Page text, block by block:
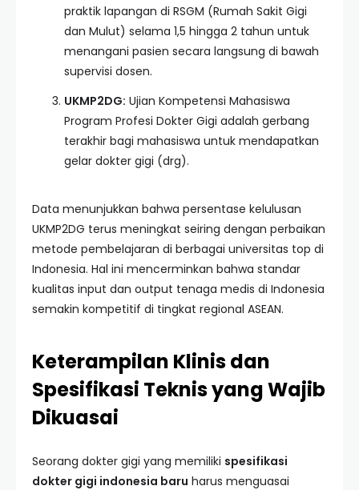
praktik lapangan di RSGM (Rumah Sakit Gigi
dan Mulut) selama 1,5 hingga 2 tahun untuk
menangani pasien secara langsung di bawah
supervisi dosen.
UKMP2DG: Ujian Kompetensi Mahasiswa
Program Profesi Dokter Gigi adalah gerbang
terakhir bagi mahasiswa untuk mendapatkan
gelar dokter gigi (drg).
Data menunjukkan bahwa persentase kelulusan
UKMP2DG terus meningkat seiring dengan perbaikan
metode pembelajaran di berbagai universitas top di
Indonesia. Hal ini mencerminkan bahwa standar
kualitas input dan output tenaga medis di Indonesia
semakin kompetitif di tingkat regional ASEAN.
Keterampilan Klinis dan
Spesifikasi Teknis yang Wajib
Dikuasai
Seorang dokter gigi yang memiliki spesifikasi
dokter gigi indonesia baru harus menguasai